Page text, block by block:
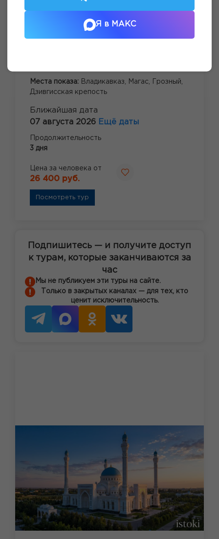
Места показа: Владикавказ, Магас,
Грозный,
Дзивгисская крепость
Ближайшая дата
07 августа 2026 Ещё даты
Продолжительность
3 дня
Цена за человека от
26 400 руб.
Посмотреть тур
Подпишитесь — и получите доступ
к турам, которые заканчиваются за
час
Мы не публикуем эти туры на сайте.
Только в закрытых каналах — для тех, кто
ценит исключительность.
Я в МАКС